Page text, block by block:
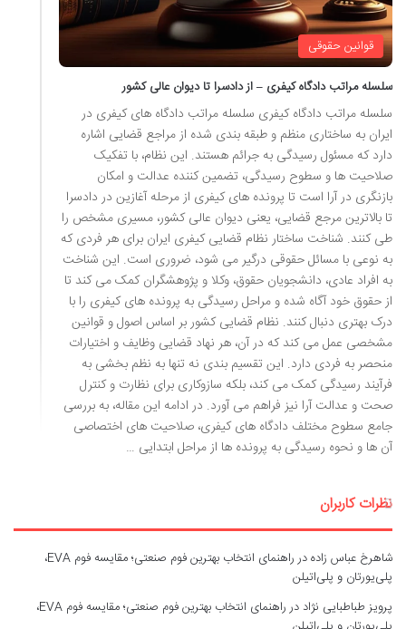
قوانین حقوقی
سلسله مراتب دادگاه کیفری – از دادسرا تا دیوان عالی کشور
سلسله مراتب دادگاه کیفری سلسله مراتب دادگاه های کیفری در
ایران به ساختاری منظم و طبقه بندی شده از مراجع قضایی اشاره
دارد که مسئول رسیدگی به جرائم هستند. این نظام، با تفکیک
صلاحیت ها و سطوح رسیدگی، تضمین کننده عدالت و امکان
بازنگری در آرا است تا پرونده های کیفری از مرحله آغازین در دادسرا
تا بالاترین مرجع قضایی، یعنی دیوان عالی کشور، مسیری مشخص را
طی کنند. شناخت ساختار نظام قضایی کیفری ایران برای هر فردی که
به نوعی با مسائل حقوقی درگیر می شود، ضروری است. این شناخت
به افراد عادی، دانشجویان حقوق، وکلا و پژوهشگران کمک می کند تا
از حقوق خود آگاه شده و مراحل رسیدگی به پرونده های کیفری را با
درک بهتری دنبال کنند. نظام قضایی کشور بر اساس اصول و قوانین
مشخصی عمل می کند که در آن، هر نهاد قضایی وظایف و اختیارات
منحصر به فردی دارد. این تقسیم بندی نه تنها به نظم بخشی به
فرآیند رسیدگی کمک می کند، بلکه سازوکاری برای نظارت و کنترل
صحت و عدالت آرا نیز فراهم می آورد. در ادامه این مقاله، به بررسی
جامع سطوح مختلف دادگاه های کیفری، صلاحیت های اختصاصی
آن ها و نحوه رسیدگی به پرونده ها از مراحل ابتدایی …
نظرات کاربران
شاهرخ عباس زادهدر
راهنمای انتخاب بهترین فوم صنعتی؛ مقایسه فوم EVA،
پلی‌یورتان و پلی‌اتیلن
پرویز طباطبایی نژاد در
راهنمای انتخاب بهترین فوم صنعتی؛ مقایسه فوم EVA،